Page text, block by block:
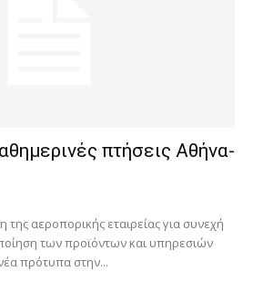
πτήσεις Αθήνα-
αεροπορικής εταιρείας για συνεχή
των προϊόντων και υπηρεσιών
πρότυπα στην...